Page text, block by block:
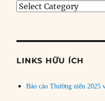
Tìm
đề
LINKS HỮU ÍCH
Báo cáo Thường niên 2025